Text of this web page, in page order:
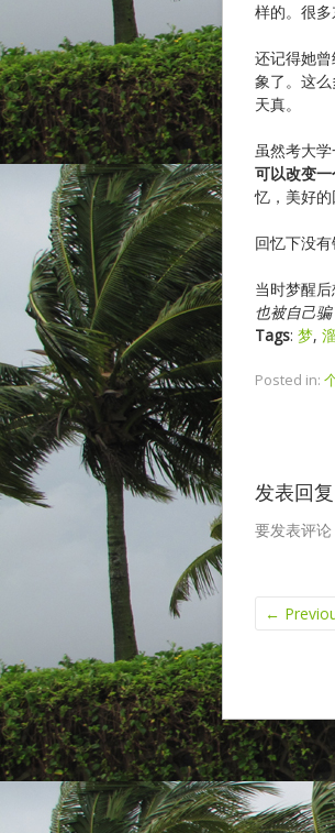
样的。很
还记得她
象了。这
天真。
虽然考大
可以改变一
忆，美好的
回忆下没有
当时梦醒
也被自己
Tags: 梦,
Posted in:
发表回复
要发表评
←